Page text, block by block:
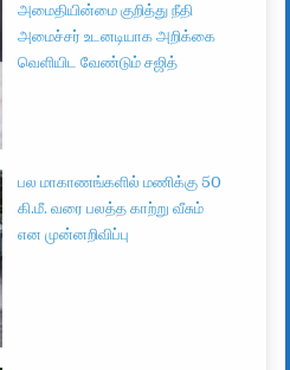
அமைதியின்மை குறித்து நீதி
அமைச்சர் உடனடியாக அறிக்கை
வெளியிட வேண்டும் சஜித்
பல மாகாணங்களில் மணிக்கு 50
கி.மீ. வரை பலத்த காற்று வீசும்
என முன்னறிவிப்பு